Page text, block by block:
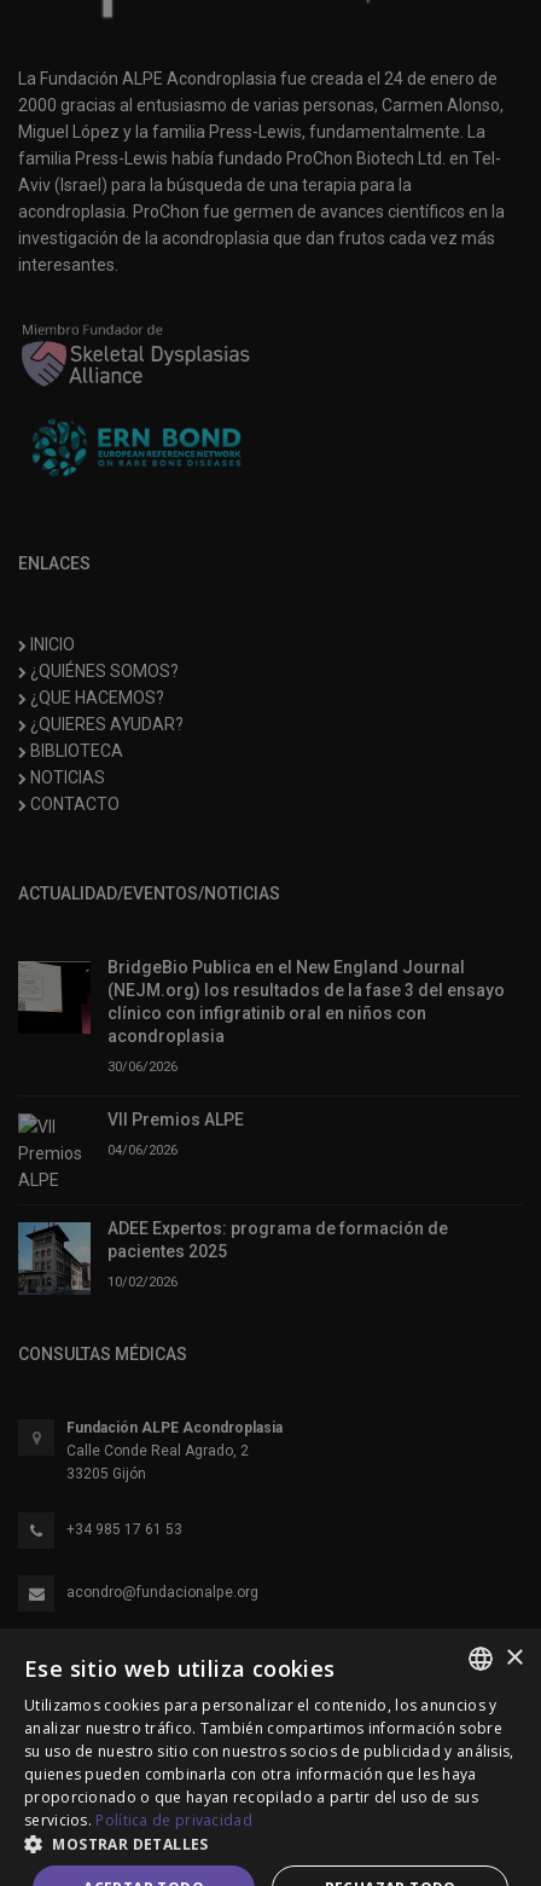
La Fundación ALPE Acondroplasia fue creada el 24 de enero de
2000 gracias al entusiasmo de varias personas, Carmen Alonso,
Miguel López y la familia Press-Lewis, fundamentalmente. La
familia Press-Lewis había fundado ProChon Biotech Ltd. en Tel-
Aviv (Israel) para la búsqueda de una terapia para la
acondroplasia. ProChon fue germen de avances científicos en la
investigación de la acondroplasia que dan frutos cada vez más
interesantes.
ENLACES
INICIO
¿QUIÉNES SOMOS?
¿QUE HACEMOS?
¿QUIERES AYUDAR?
BIBLIOTECA
NOTICIAS
CONTACTO
ACTUALIDAD/EVENTOS/NOTICIAS
BridgeBio Publica en el New England Journal
(NEJM.org) los resultados de la fase 3 del ensayo
clínico con infigratinib oral en niños con
acondroplasia
30/06/2026
VII Premios ALPE
04/06/2026
ADEE Expertos: programa de formación de
pacientes 2025
10/02/2026
CONSULTAS MÉDICAS
Fundación ALPE Acondroplasia
Calle Conde Real Agrado, 2
33205 Gijón
+34 985 17 61 53
acondro@fundacionalpe.org
© 2000-2026 Fundación Alpe Acondroplasia. Reservados
todos los derechos.
Política de Privacidad |
SPANISH
ENGLISH
PORTUGUESE
×
Ese sitio web utiliza cookies
Utilizamos cookies para personalizar el contenido, los anuncios y
analizar nuestro tráfico. También compartimos información sobre
su uso de nuestro sitio con nuestros socios de publicidad y análisis,
quienes pueden combinarla con otra información que les haya
proporcionado o que hayan recopilado a partir del uso de sus
servicios. Política de privacidad
MOSTRAR DETALLES